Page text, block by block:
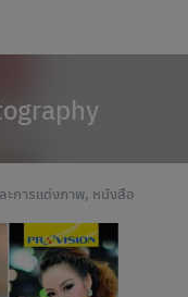
ะการแต่งภาพ, หนังสือ